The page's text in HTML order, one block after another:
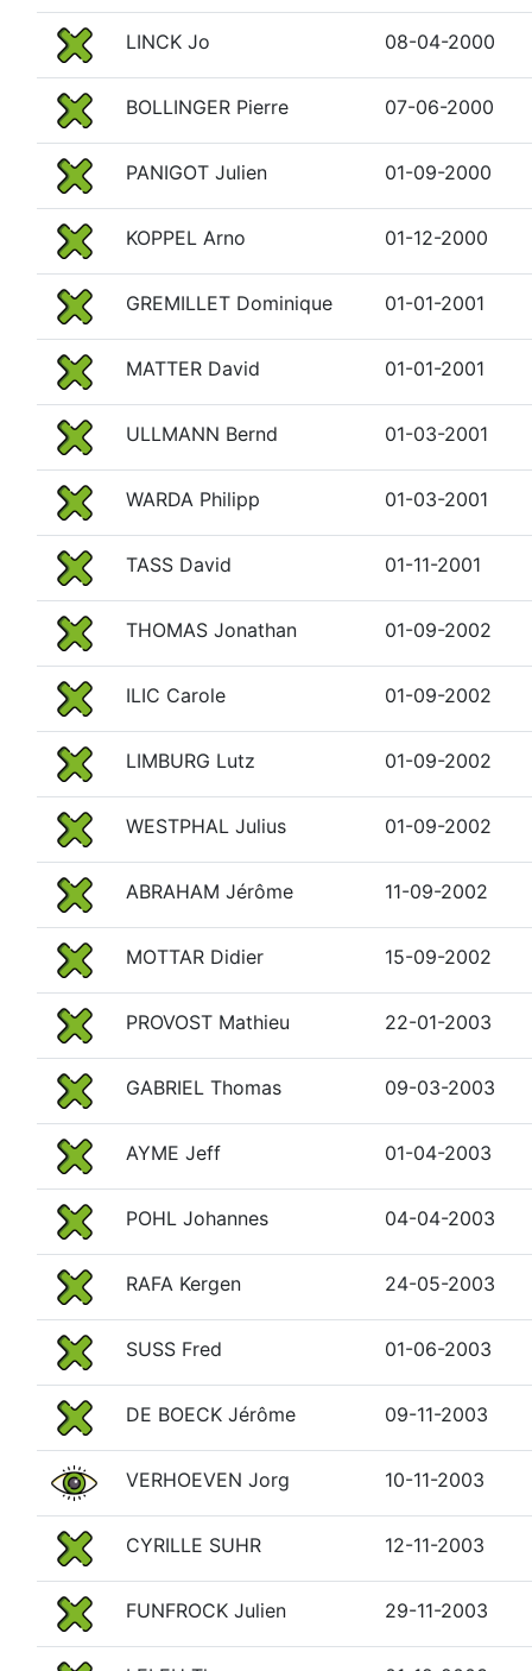
LINCK Jo 08-04-2000
BOLLINGER Pierre 07-06-2000
PANIGOT Julien 01-09-2000
KOPPEL Arno 01-12-2000
GREMILLET Dominique 01-01-2001
MATTER David 01-01-2001
ULLMANN Bernd 01-03-2001
WARDA Philipp 01-03-2001
TASS David 01-11-2001
THOMAS Jonathan 01-09-2002
ILIC Carole 01-09-2002
LIMBURG Lutz 01-09-2002
WESTPHAL Julius 01-09-2002
ABRAHAM Jérôme 11-09-2002
MOTTAR Didier 15-09-2002
PROVOST Mathieu 22-01-2003
GABRIEL Thomas 09-03-2003
AYME Jeff 01-04-2003
POHL Johannes 04-04-2003
RAFA Kergen 24-05-2003
SUSS Fred 01-06-2003
DE BOECK Jérôme 09-11-2003
VERHOEVEN Jorg 10-11-2003
CYRILLE SUHR 12-11-2003
FUNFROCK Julien 29-11-2003